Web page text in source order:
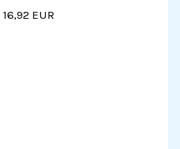
16,92 EUR